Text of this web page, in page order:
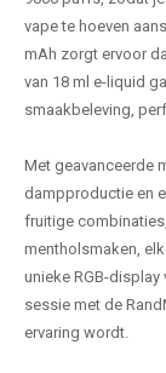
vape te hoeven
mAh zorgt ervoor
van 18 ml e-liquid
smaakbeleving,
Met geavanceerde
dampproductie en
fruitige
mentholsmaken,
unieke RGB-
sessie met de
ervaring wordt.